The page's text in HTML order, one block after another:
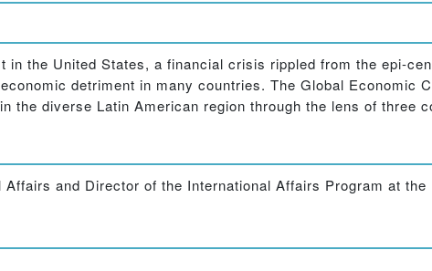
in the United States, a financial crisis rippled from the epi-
detriment in many countries. The Global Economic
the diverse Latin American region through the lens of three
and Director of the International Affairs Program at